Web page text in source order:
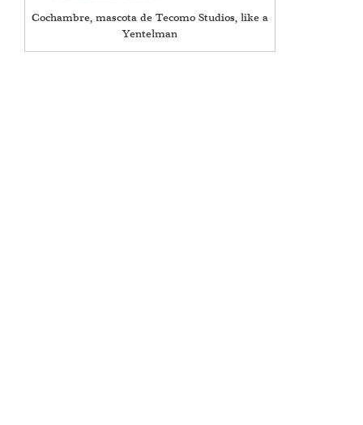
Cochambre, mascota de Tecomo Studios, like a
Yentelman